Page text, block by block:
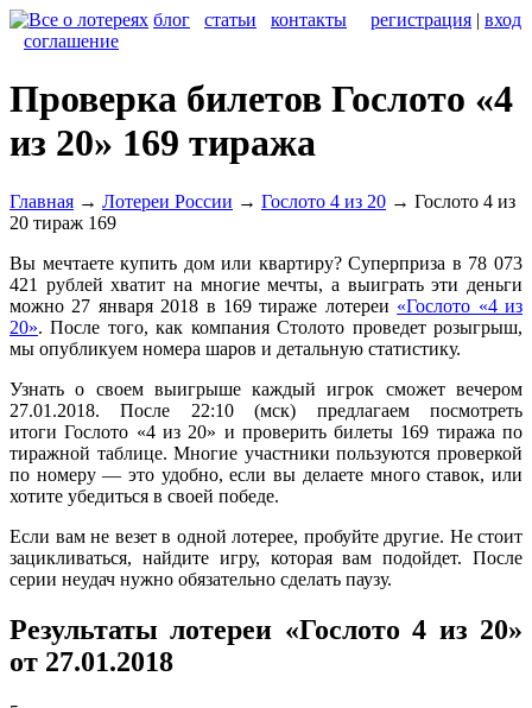
блог статьи контакты регистрация | вход
соглашение
Проверка билетов Гослото «4
из 20» 169 тиража
Главная → Лотереи России → Гослото 4 из 20 → Гослото 4 из
20 тираж 169
Вы мечтаете купить дом или квартиру? Суперприза в 78 073
421 рублей хватит на многие мечты, а выиграть эти деньги
можно 27 января 2018 в 169 тираже лотереи «Гослото «4 из
20». После того, как компания Столото проведет розыгрыш,
мы опубликуем номера шаров и детальную статистику.
Узнать о своем выигрыше каждый игрок сможет вечером
27.01.2018. После 22:10 (мск) предлагаем посмотреть
итоги Гослото «4 из 20» и проверить билеты 169 тиража по
тиражной таблице. Многие участники пользуются проверкой
по номеру — это удобно, если вы делаете много ставок, или
хотите убедиться в своей победе.
Если вам не везет в одной лотерее, пробуйте другие. Не стоит
зацикливаться, найдите игру, которая вам подойдет. После
серии неудач нужно обязательно сделать паузу.
Результаты лотереи «Гослото 4 из 20»
от 27.01.2018